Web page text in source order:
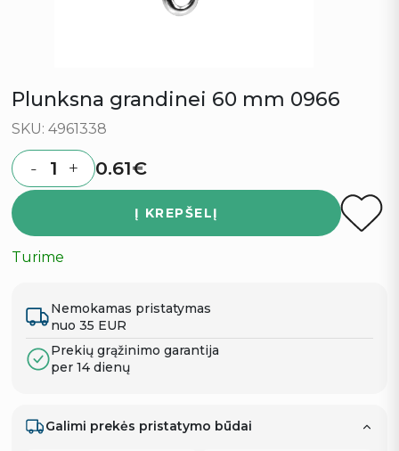
Plunksna grandinei 60 mm 0966
SKU: 4961338
Quantity
- + 0.61€
Į KREPŠELĮ
Turime
Nemokamas pristatymas
nuo 35 EUR
Prekių grąžinimo garantija
per 14 dienų
Galimi prekės pristatymo būdai